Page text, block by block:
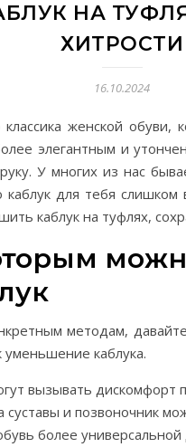
НА
ХИТРОСТИ
16.10.2024
женской
элегантным и
У многих из нас
каблук для тебя
каблук на туфлях,
методам,
каблука.
вызывать дискомфорт
и позвоночник
более